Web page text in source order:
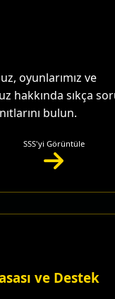
oyunlarımız ve
hakkında sıkça
bulun.
SSS'yi Görüntüle
ve Destek